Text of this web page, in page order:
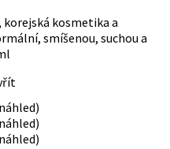
korejská kosmetika a
smíšenou, suchou a